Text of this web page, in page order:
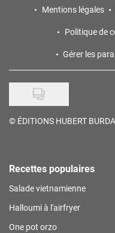
Mentions légales
Politique de
Gérer les
© ÉDITIONS HUBERT
Recettes populaires
Salade vietnamienne
Halloumi à l'airfryer
One pot orzo